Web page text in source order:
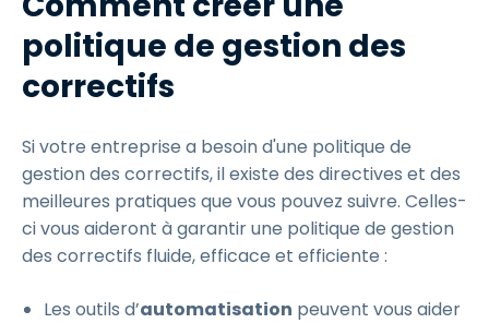
politique de gestion des
correctifs
Si votre entreprise a besoin d'une politique de
gestion des correctifs, il existe des directives et des
meilleures pratiques que vous pouvez suivre. Celles-
ci vous aideront à garantir une politique de gestion
des correctifs fluide, efficace et efficiente :
Les outils d’automatisation peuvent vous aider